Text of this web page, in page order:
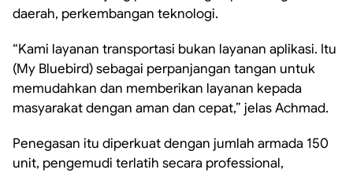
daerah, perkembangan teknologi.
“Kami layanan transportasi bukan layanan aplikasi. Itu
(My Bluebird) sebagai perpanjangan tangan untuk
memudahkan dan memberikan layanan kepada
masyarakat dengan aman dan cepat,” jelas Achmad.
Penegasan itu diperkuat dengan jumlah armada 150
unit, pengemudi terlatih secara professional,